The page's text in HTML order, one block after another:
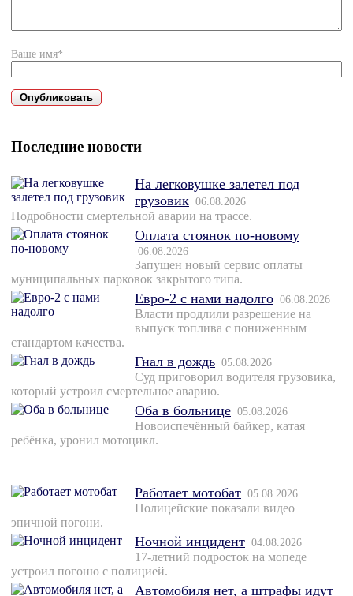
Ваше имя*
Последние новости
На легковушке залетел под
грузовик 06.08.2026
Подробности смертельной аварии на трассе.
Оплата стоянок по-новому
06.08.2026
Запущен новый сервис оплаты
муниципальных парковок закрытого типа.
Евро-2 с нами надолго 06.08.2026
Власти продлили разрешение на
выпуск топлива с пониженным
стандартом качества.
Гнал в дождь 05.08.2026
Суд приговорил водителя грузовика,
который устроил смертельное аварию.
Оба в больнице 05.08.2026
Новоиспечённый байкер, катая
ребёнка, уронил мотоцикл.
Работает мотобат 05.08.2026
Полицейские показали видео
эпичной погони.
Ночной инцидент 04.08.2026
17-летний подросток на мопеде
устроил погоню с полицией.
Автомобиля нет, а штрафы идут